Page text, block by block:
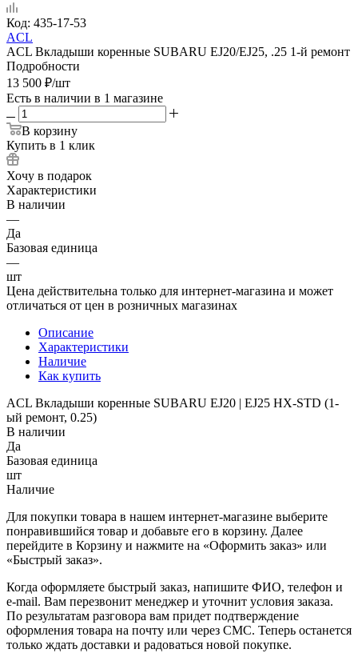
Код: 435-17-53
ACL
ACL Вкладыши коренные SUBARU EJ20/EJ25, .25 1-й ремонт
Подробности
13 500 ₽/шт
Есть в наличии в 1 магазине
В корзину
Купить в 1 клик
Хочу в подарок
Характеристики
В наличии
—
Да
Базовая единица
—
шт
Цена действительна только для интернет-магазина и может
отличаться от цен в розничных магазинах
Описание
Характеристики
Наличие
Как купить
ACL Вкладыши коренные SUBARU EJ20 | EJ25 HX-STD (1-
ый ремонт, 0.25)
В наличии
Да
Базовая единица
шт
Наличие
Для покупки товара в нашем интернет-магазине выберите
понравившийся товар и добавьте его в корзину. Далее
перейдите в Корзину и нажмите на «Оформить заказ» или
«Быстрый заказ».
Когда оформляете быстрый заказ, напишите ФИО, телефон и
e-mail. Вам перезвонит менеджер и уточнит условия заказа.
По результатам разговора вам придет подтверждение
оформления товара на почту или через СМС. Теперь останется
только ждать доставки и радоваться новой покупке.